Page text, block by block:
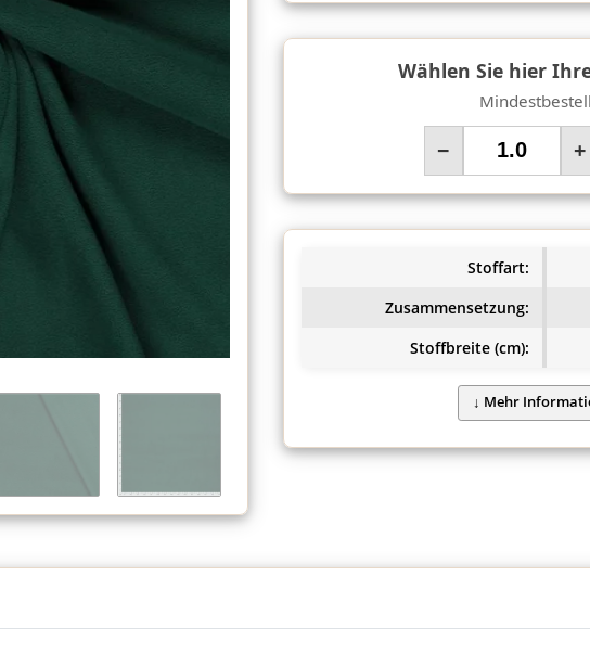
Wählen Sie hier
− +
Stoffart:
Zusammensetzung:
Stoffbreite (cm):